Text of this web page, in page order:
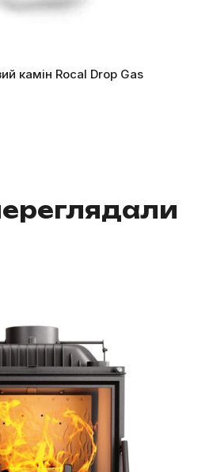
камін Rocal Drop Gas